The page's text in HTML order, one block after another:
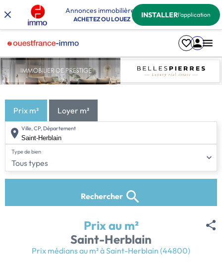
Annonces immobilières
ACHETEZ OU LOUEZ INSTALLERl'application
Prix m² Loyer m²
Ville, CP, Département
Type de bien
Tous types
Rechercher
Prix au m²
Saint-Herblain
Prix médians au m² à Saint-Herblain (44800)